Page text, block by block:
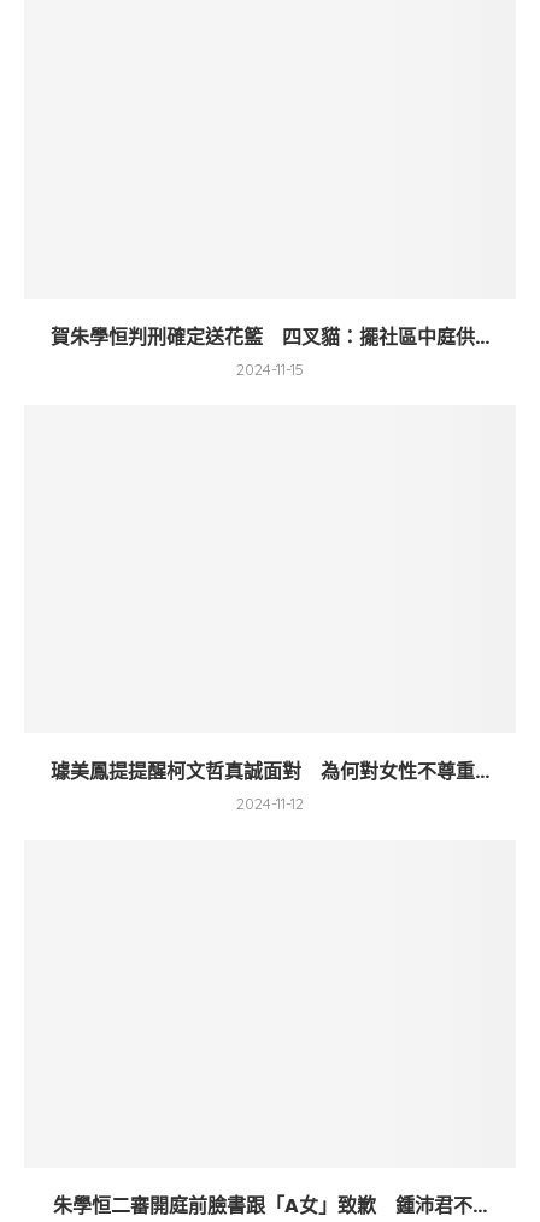
賀朱學恒判刑確定送花籃 四叉貓：擺社區中庭供...
2024-11-15
璩美鳳提提醒柯文哲真誠面對 為何對女性不尊重...
2024-11-12
朱學恒二審開庭前臉書跟「A女」致歉 鍾沛君不...